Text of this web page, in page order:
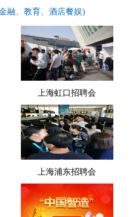
融、教育、酒店餐娱)
上海大健康产业链招聘会（生物
容）
上海虹口招聘会
上海浦东招聘会